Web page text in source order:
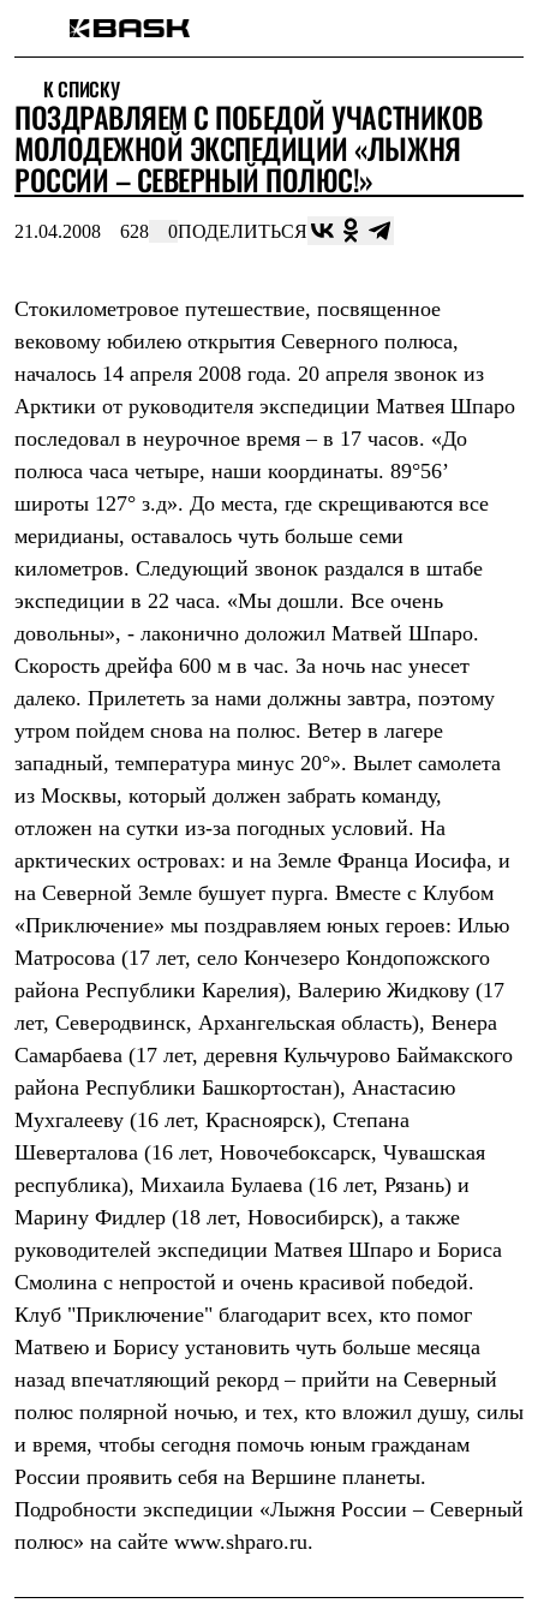
Интернет-магазин
Мужская одежда
Утепленная пухом
Куртки
Брюки
Комбинезоны
Штормовая одежда
Куртки
Софтшелл одежда
Куртки
Брюки
Флисовая одежда
Куртки
Брюки
Термобелье
Теплое термобелье
Среднее термобелье
Легкое термобелье
Лёгкая одежда
Футболки
Рубашки
Толстовки
Брюки
Женская одежда
Утепленная пухом
Куртки
Жилеты
Утепленная синтетикой
Брюки
Штормовая одежда
Куртки
Софтшелл одежда
Куртки
Брюки
Лёгкая одежда
Рубашки
Футболки
Толстовки
Брюки
Термобелье
Теплое термобелье
Среднее термобелье
Легкое термобелье
Флисовая одежда
Брюки
Детская одежда
Комбинезоны
Куртки
Брюки
Утепленная синтетикой
Комбинезоны
Куртки
Лёгкая одежда
Толстовки
К СПИСКУ
ПОЗДРАВЛЯЕМ С ПОБЕДОЙ УЧАСТНИКОВ
МОЛОДЕЖНОЙ ЭКСПЕДИЦИИ «ЛЫЖНЯ
РОССИИ – СЕВЕРНЫЙ ПОЛЮС!»
21.04.2008 628 0ПОДЕЛИТЬСЯ
Стокилометровое путешествие, посвященное
вековому юбилею открытия Северного полюса,
началось 14 апреля 2008 года. 20 апреля звонок из
Арктики от руководителя экспедиции Матвея Шпаро
последовал в неурочное время – в 17 часов. «До
полюса часа четыре, наши координаты. 89°56’
широты 127° з.д». До места, где скрещиваются все
меридианы, оставалось чуть больше семи
километров. Следующий звонок раздался в штабе
экспедиции в 22 часа. «Мы дошли. Все очень
довольны», - лаконично доложил Матвей Шпаро.
Скорость дрейфа 600 м в час. За ночь нас унесет
далеко. Прилететь за нами должны завтра, поэтому
утром пойдем снова на полюс. Ветер в лагере
западный, температура минус 20°». Вылет самолета
из Москвы, который должен забрать команду,
отложен на сутки из-за погодных условий. На
арктических островах: и на Земле Франца Иосифа, и
на Северной Земле бушует пурга. Вместе с Клубом
«Приключение» мы поздравляем юных героев: Илью
Матросова (17 лет, село Кончезеро Кондопожского
района Республики Карелия), Валерию Жидкову (17
лет, Северодвинск, Архангельская область), Венера
Самарбаева (17 лет, деревня Кульчурово Баймакского
района Республики Башкортостан), Анастасию
Мухгалееву (16 лет, Красноярск), Степана
Шеверталова (16 лет, Новочебоксарск, Чувашская
республика), Михаила Булаева (16 лет, Рязань) и
Марину Фидлер (18 лет, Новосибирск), а также
руководителей экспедиции Матвея Шпаро и Бориса
Смолина с непростой и очень красивой победой.
Клуб "Приключение" благодарит всех, кто помог
Матвею и Борису установить чуть больше месяца
назад впечатляющий рекорд – прийти на Северный
полюс полярной ночью, и тех, кто вложил душу, силы
и время, чтобы сегодня помочь юным гражданам
России проявить себя на Вершине планеты.
Подробности экспедиции «Лыжня России – Северный
полюс» на сайте www.shparo.ru.